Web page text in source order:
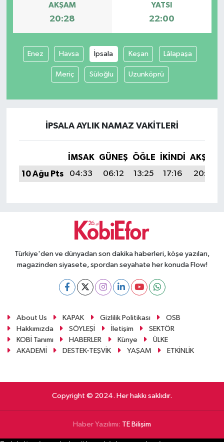
AKŞAM
20:28
YATSI
22:00
Enez Havsa İpsala Keşan Lâlapaşa
Meriç Süloğlu Uzunköprü
İPSALA AYLIK NAMAZ VAKITLERI
İMSAK GÜNEŞ ÖĞLE İKINDI
AKŞAM
10 Ağu Pts
04:33 06:12 13:25 17:16 20:28
Türkiye'den ve dünyadan son dakika haberleri, köşe yazıları,
magazinden siyasete, spordan seyahate her konuda Flow!
About Us KAPAK Gizlilik Politikası
OSB
Hakkımızda
SÖYLEŞİ İletişim
SEKTÖR
KOBİ Tanımı
HABERLER Künye
ÜLKE
AKADEMİ
DESTEK-TEŞVİK YAŞAM ETKİNLİK
Copyright © 2024. Her hakkı saklıdır.
Haber Yazılımı: TE Bilişim